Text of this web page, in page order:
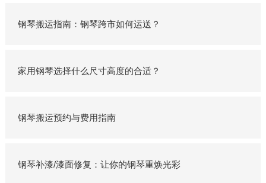
钢琴搬运指南：钢琴跨市如何运送？
家用钢琴选择什么尺寸高度的合适？
钢琴搬运预约与费用指南
钢琴补漆/漆面修复：让你的钢琴重焕光彩